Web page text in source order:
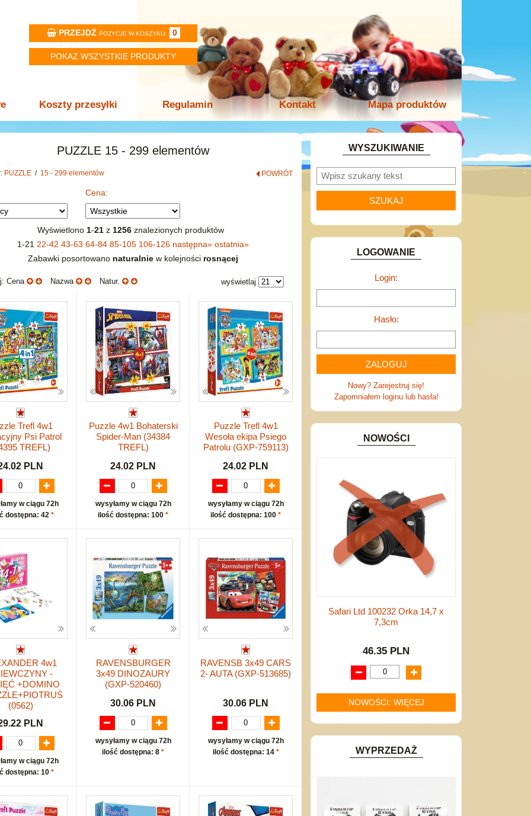
PRZEJDŹ POZYCJE W KOSZYKU: 0
POKAZ WSZYSTKIE PRODUKTY
Koszty przesyłki Regulamin Kontakt Mapa produktów
PUZZLE 15 - 299 elementów
PUZZLE / 15 - 299 elementów POWRÓT
Cena:
Wyświetlono 1-21z 1256znalezionych produktów
1-21 22-42 43-63 64-84 85-105 106-126 następna» ostatnia»
Zabawki posortowano naturalniew kolejności rosnącej
Cena Nazwa Natur. wyświetlaj
Trefl 4w1
Psi Patrol
TREFL)
PLN
w ciągu 72h
dostępna: 42 *
Puzzle 4w1 Bohaterski
Spider-Man (34384
TREFL)
24.02 PLN
wysyłamy w ciągu 72h
ilość dostępna: 100 *
Puzzle Trefl 4w1
Wesoła ekipa Psiego
Patrolu (GXP-759113)
24.02 PLN
wysyłamy w ciągu 72h
ilość dostępna: 100 *
4w1
-
+DOMINO
(0562)
PLN
w ciągu 72h
dostępna: 10 *
RAVENSBURGER
3x49 DINOZAURY
(GXP-520460)
30.06 PLN
wysyłamy w ciągu 72h
ilość dostępna: 8 *
RAVENSB 3x49 CARS
2- AUTA (GXP-513685)
30.06 PLN
wysyłamy w ciągu 72h
ilość dostępna: 14 *
WYSZUKIWANIE
LOGOWANIE
Login:
Hasło:
Nowy? Zarejestruj się!
Zapomniałem loginu lub hasła!
NOWOŚCI
Safari Ltd 100232 Orka 14,7 x
7,3cm
46.35 PLN
NOWOŚCI: WIĘCEJ
WYPRZEDAŻ